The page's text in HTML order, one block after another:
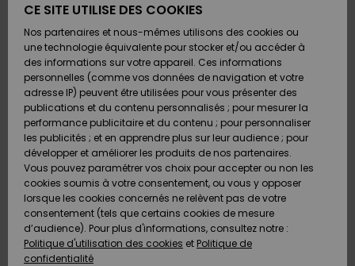
Chaussures
& Tongs
Surf
Snow
Nouveautés
Chaussures
& Tongs
Surf
Snow
Nouveautés
FEMME
A
Découvrir
Snow
SURF
Surf
Shop
Enfant
Highlights
Communauté
SNOW
Snow
Shop
Enfant
Snow
Shop
Femme
A
Découvrir
Communauté
OUTLET
Enfant
Outlet
Femme
AIDE &
CONTACT
Retours
Paiement
Carte
Cadeau
Quiksilver
Freedom
Protection
des
MAGASINS
CE SITE UTILISE DES COOKIES
Nos partenaires et nous-mêmes utilisons des cookies ou
une technologie équivalente pour stocker et/ou accéder à
des informations sur votre appareil. Ces informations
personnelles (comme vos données de navigation et votre
adresse IP) peuvent être utilisées pour vous présenter des
publications et du contenu personnalisés ; pour mesurer la
performance publicitaire et du contenu ; pour personnaliser
les publicités ; et en apprendre plus sur leur audience ; pour
développer et améliorer les produits de nos partenaires.
Vous pouvez paramétrer vos choix pour accepter ou non les
cookies soumis à votre consentement, ou vous y opposer
lorsque les cookies concernés ne relèvent pas de votre
consentement (tels que certains cookies de mesure
d’audience). Pour plus d'informations, consultez notre :
Politique d'utilisation des cookies et Politique de
confidentialité